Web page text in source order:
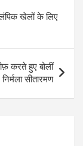
खेलों के लिए
करते हुए बोलीं
निर्मला सीतारमण